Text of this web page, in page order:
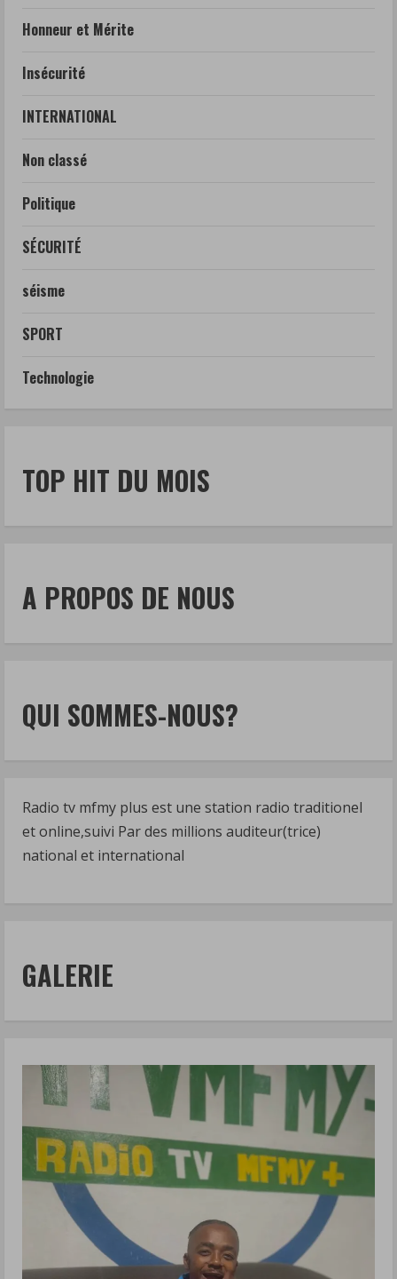
Honneur et Mérite
Insécurité
INTERNATIONAL
Non classé
Politique
SÉCURITÉ
séisme
SPORT
Technologie
TOP HIT DU MOIS
A PROPOS DE NOUS
QUI SOMMES-NOUS?
Radio tv mfmy plus est une station radio traditionel
et online,suivi Par des millions auditeur(trice)
national et international
GALERIE